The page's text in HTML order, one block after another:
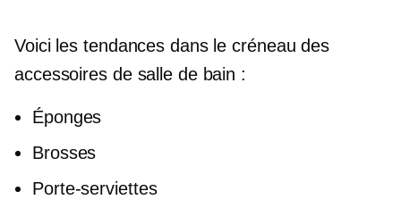
Voici les tendances dans le créneau des
accessoires de salle de bain :
Éponges
Brosses
Porte-serviettes